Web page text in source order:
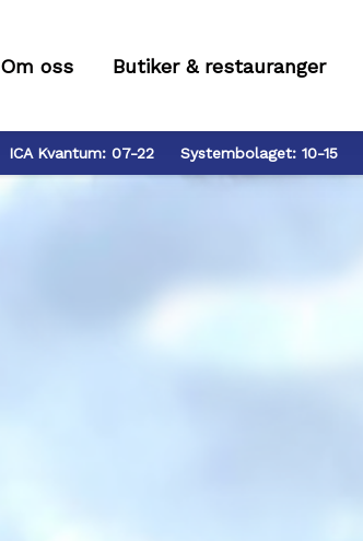
Om oss Butiker & restauranger
ICA Kvantum: 07-22 Systembolaget: 10-15